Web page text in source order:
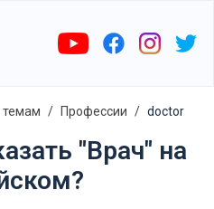
темам Профессии doctor
"Врач" на